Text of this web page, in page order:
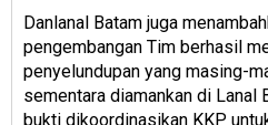
Danlanal Batam juga
pengembangan Tim berhasil
penyelundupan yang masing-
sementara diamankan di Lanal
bukti dikoordinasikan KKP